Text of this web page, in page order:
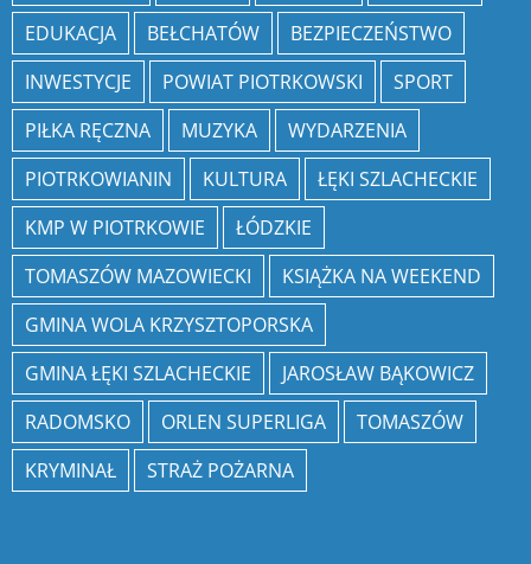
EDUKACJA
BEŁCHATÓW
BEZPIECZEŃSTWO
INWESTYCJE
POWIAT PIOTRKOWSKI
SPORT
PIŁKA RĘCZNA
MUZYKA
WYDARZENIA
PIOTRKOWIANIN
KULTURA
ŁĘKI SZLACHECKIE
KMP W PIOTRKOWIE
ŁÓDZKIE
TOMASZÓW MAZOWIECKI
KSIĄŻKA NA WEEKEND
GMINA WOLA KRZYSZTOPORSKA
GMINA ŁĘKI SZLACHECKIE
JAROSŁAW BĄKOWICZ
RADOMSKO
ORLEN SUPERLIGA
TOMASZÓW
KRYMINAŁ
STRAŻ POŻARNA